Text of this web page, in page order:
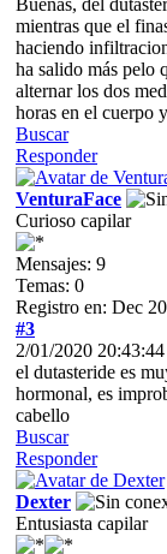
mientras que el
haciendo
ha salido más pelo
alternar los dos
horas en el cuerpo
Buscar
Responder
VenturaFace
Curioso capilar
Mensajes: 9
Temas: 0
Registro en: Dec
#3
2/01/2020 20:43:44
el dutasteride es
hormonal, es
cabello
Buscar
Responder
Dexter
Entusiasta capilar